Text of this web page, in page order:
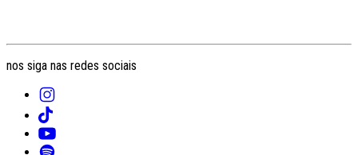
nos siga nas redes sociais